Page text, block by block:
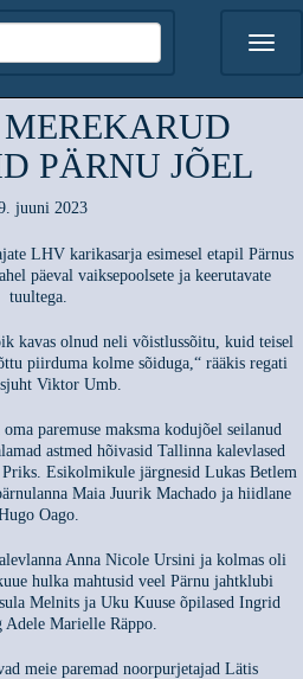
PÄRNU JÕEL
juuni 2023
LHV karikasarja esimesel etapil Pärnus
päeval vaiksepoolsete ja keerutavate
tuultega.
kavas olnud neli võistlussõitu, kuid teisel
piirduma kolme sõiduga,“ rääkis regati
Viktor Umb.
paremuse maksma kodujõel seilanud
astmed hõivasid Tallinna kalevlased
Esikolmikule järgnesid Lukas Betlem
Maia Juurik Machado ja hiidlane
Oago.
Anna Nicole Ursini ja kolmas oli
hulka mahtusid veel Pärnu jahtklubi
Melnits ja Uku Kuuse õpilased Ingrid
Marielle Räppo.
meie paremad noorpurjetajad Lätis